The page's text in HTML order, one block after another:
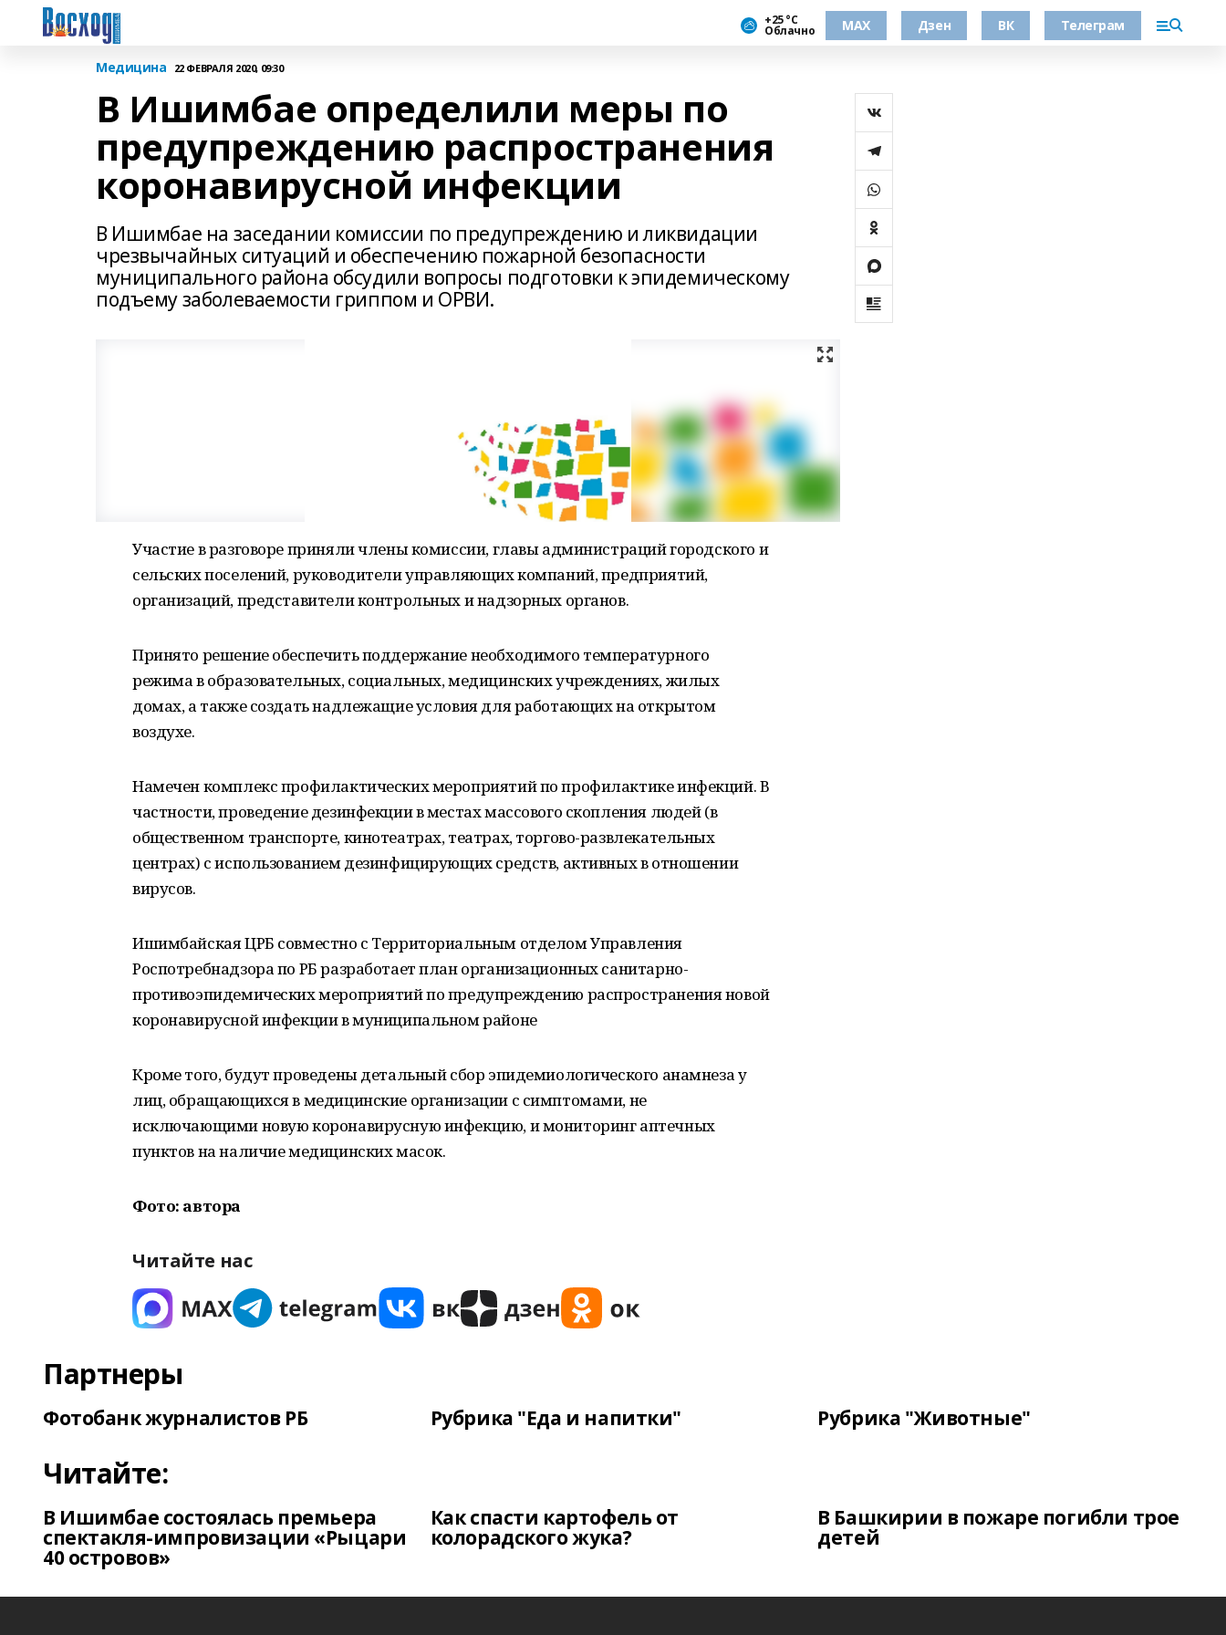
+25 °С
Облачно МАХ Дзен ВК Телеграм
Медицина 22 ФЕВРАЛЯ 2020, 09:30
В Ишимбае определили меры по
предупреждению распространения
коронавирусной инфекции
В Ишимбае на заседании комиссии по предупреждению и ликвидации
чрезвычайных ситуаций и обеспечению пожарной безопасности
муниципального района обсудили вопросы подготовки к эпидемическому
подъему заболеваемости гриппом и ОРВИ.
Участие в разговоре приняли члены комиссии, главы администраций городского и
сельских поселений, руководители управляющих компаний, предприятий,
организаций, представители контрольных и надзорных органов.
Принято решение обеспечить поддержание необходимого температурного
режима в образовательных, социальных, медицинских учреждениях, жилых
домах, а также создать надлежащие условия для работающих на открытом
воздухе.
Намечен комплекс профилактических мероприятий по профилактике инфекций. В
частности, проведение дезинфекции в местах массового скопления людей (в
общественном транспорте, кинотеатрах, театрах, торгово-развлекательных
центрах) с использованием дезинфицирующих средств, активных в отношении
вирусов.
Ишимбайская ЦРБ совместно с Территориальным отделом Управления
Роспотребнадзора по РБ разработает план организационных санитарно-
противоэпидемических мероприятий по предупреждению распространения новой
коронавирусной инфекции в муниципальном районе
Кроме того, будут проведены детальный сбор эпидемиологического анамнеза у
лиц, обращающихся в медицинские организации с симптомами, не
исключающими новую коронавирусную инфекцию, и мониторинг аптечных
пунктов на наличие медицинских масок.
Фото: автора
Читайте нас
Партнеры
Фотобанк журналистов РБ Рубрика "Еда и напитки" Рубрика "Животные"
Читайте:
В Ишимбае состоялась премьера
спектакля-импровизации «Рыцари
40 островов»
Как спасти картофель от
колорадского жука?
В Башкирии в пожаре погибли трое
детей